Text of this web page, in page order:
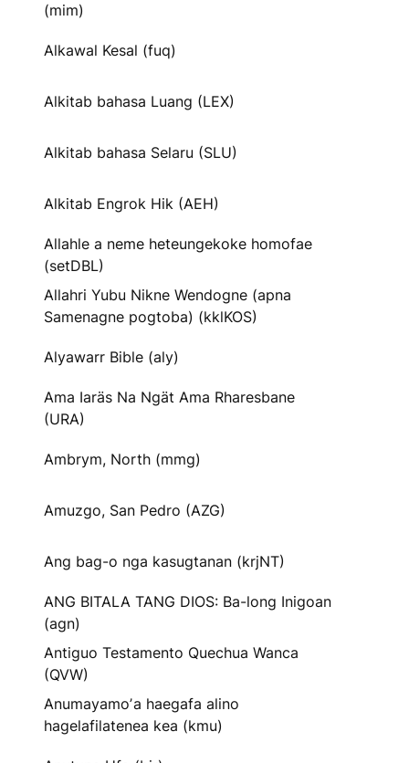
(mim)
Alkawal Kesal (fuq)
Alkitab bahasa Luang (LEX)
Alkitab bahasa Selaru (SLU)
Alkitab Engrok Hik (AEH)
Allahle a neme heteungekoke homofae
(setDBL)
Allahri Yubu Nikne Wendogne (apna
Samenagne pogtoba) (kklKOS)
Alyawarr Bible (aly)
Ama Iaräs Na Ngät Ama Rharesbane
(URA)
Ambrym, North (mmg)
Amuzgo, San Pedro (AZG)
Ang bag-o nga kasugtanan (krjNT)
ANG BITALA TANG DIOS: Ba-long Inigoan
(agn)
Antiguo Testamento Quechua Wanca
(QVW)
Anumayamoʼa haegafa alino
hagelafilatenea kea (kmu)